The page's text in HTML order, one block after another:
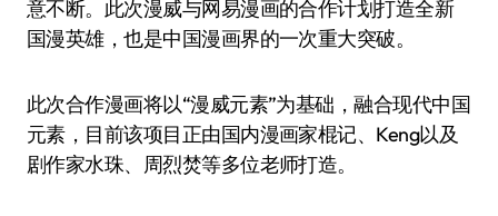
意不断。此次漫威与网易漫画的合作计划打造全新
国漫英雄，也是中国漫画界的一次重大突破。
此次合作漫画将以“漫威元素”为基础，融合现代中国
元素，目前该项目正由国内漫画家棍记、Keng以及
剧作家水珠、周烈焚等多位老师打造。